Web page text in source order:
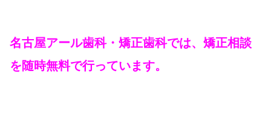
名古屋アール歯科・矯正歯科では、矯正相談
を随時無料で行っています。